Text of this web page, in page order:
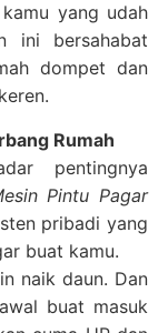
yang udah
ini bersahabat
dompet dan
Rumah
pentingnya
Pintu Pagar
pribadi yang
buat kamu.
naik daun. Dan
buat masuk